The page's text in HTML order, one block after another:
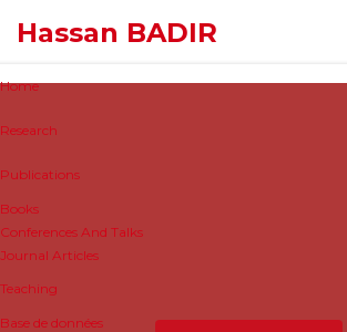
Hassan BADIR
Home
Research
Publications
Books
Conferences And Talks
Journal Articles
Teaching
Base de données